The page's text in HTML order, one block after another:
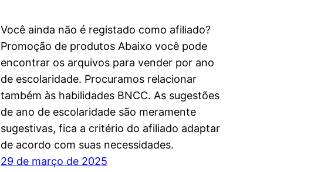
Você ainda não é registado como afiliado?
Promoção de produtos Abaixo você pode
encontrar os arquivos para vender por ano
de escolaridade. Procuramos relacionar
também às habilidades BNCC. As sugestões
de ano de escolaridade são meramente
sugestivas, fica a critério do afiliado adaptar
de acordo com suas necessidades.
29 de março de 2025